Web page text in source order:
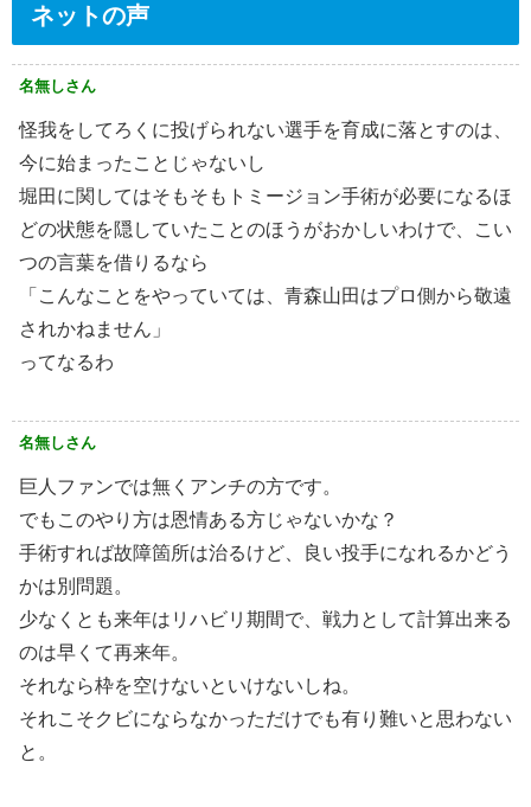
ネットの声
名無しさん
怪我をしてろくに投げられない選手を育成に落とすのは、
今に始まったことじゃないし
堀田に関してはそもそもトミージョン手術が必要になるほ
どの状態を隠していたことのほうがおかしいわけで、こい
つの言葉を借りるなら
「こんなことをやっていては、青森山田はプロ側から敬遠
されかねません」
ってなるわ
名無しさん
巨人ファンでは無くアンチの方です。
でもこのやり方は恩情ある方じゃないかな？
手術すれば故障箇所は治るけど、良い投手になれるかどう
かは別問題。
少なくとも来年はリハビリ期間で、戦力として計算出来る
のは早くて再来年。
それなら枠を空けないといけないしね。
それこそクビにならなかっただけでも有り難いと思わない
と。